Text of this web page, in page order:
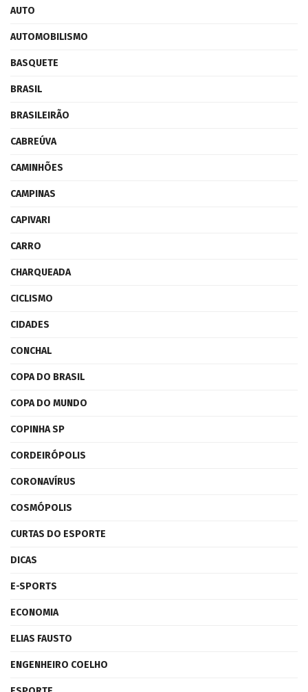
AUTO
AUTOMOBILISMO
BASQUETE
BRASIL
BRASILEIRÃO
CABREÚVA
CAMINHÕES
CAMPINAS
CAPIVARI
CARRO
CHARQUEADA
CICLISMO
CIDADES
CONCHAL
COPA DO BRASIL
COPA DO MUNDO
COPINHA SP
CORDEIRÓPOLIS
CORONAVÍRUS
COSMÓPOLIS
CURTAS DO ESPORTE
DICAS
E-SPORTS
ECONOMIA
ELIAS FAUSTO
ENGENHEIRO COELHO